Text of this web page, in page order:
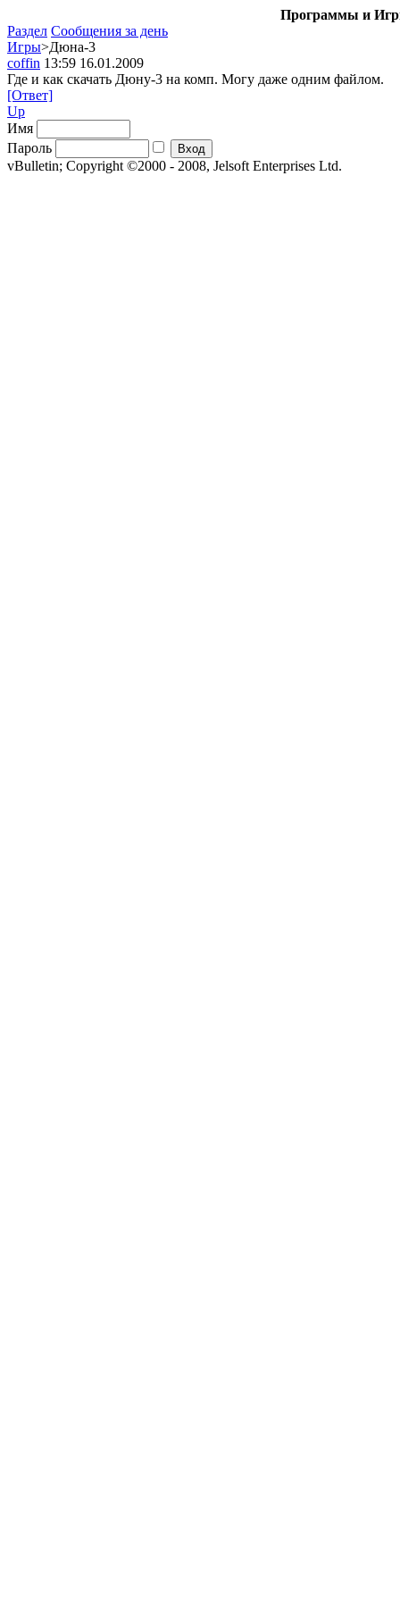
Программы и
Раздел Сообщения за день
Игры>Дюна-3
coffin 13:59 16.01.2009
Где и как скачать Дюну-3 на комп. Могу даже одним файлом.
[Ответ]
Up
Имя
Пароль
vBulletin; Copyright ©2000 - 2008, Jelsoft Enterprises Ltd.